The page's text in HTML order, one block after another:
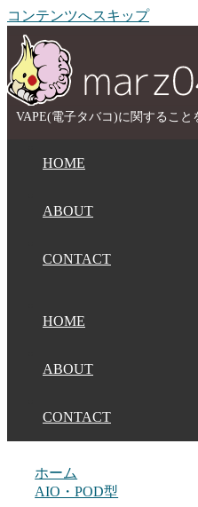
コンテンツへスキップ
VAPE(電子タバコ)に関すること
HOME
ABOUT
CONTACT
HOME
ABOUT
CONTACT
ホーム
AIO・POD型